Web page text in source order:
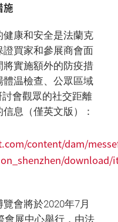
施
康和安全是法蘭克
買家和參展商會面
實施額外的防疫措
温檢查、公眾區域
會觀眾的社交距離
息（僅英文版）：
content/dam/
download/
會將於2020年7月
會展中心舉行，由法